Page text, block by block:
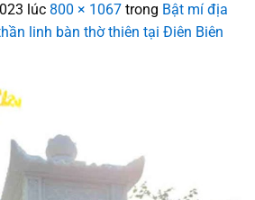
lúc 800 × 1067 trong Bật mí địa
linh bàn thờ thiên tại Điên Biên